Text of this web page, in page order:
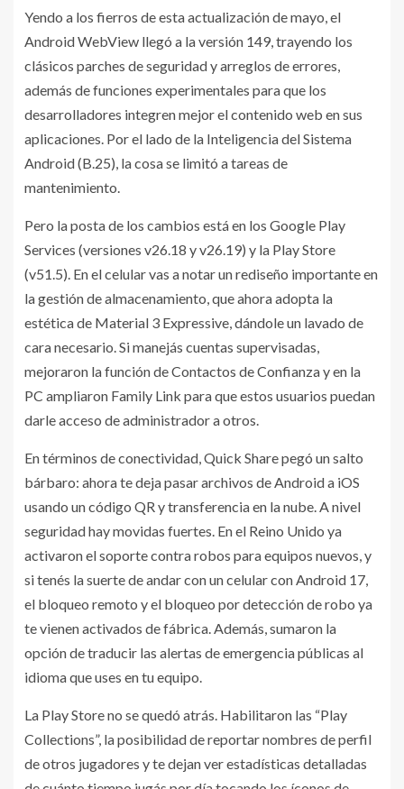
Yendo a los fierros de esta actualización de mayo, el
Android WebView llegó a la versión 149, trayendo los
clásicos parches de seguridad y arreglos de errores,
además de funciones experimentales para que los
desarrolladores integren mejor el contenido web en sus
aplicaciones. Por el lado de la Inteligencia del Sistema
Android (B.25), la cosa se limitó a tareas de
mantenimiento.
Pero la posta de los cambios está en los Google Play
Services (versiones v26.18 y v26.19) y la Play Store
(v51.5). En el celular vas a notar un rediseño importante en
la gestión de almacenamiento, que ahora adopta la
estética de Material 3 Expressive, dándole un lavado de
cara necesario. Si manejás cuentas supervisadas,
mejoraron la función de Contactos de Confianza y en la
PC ampliaron Family Link para que estos usuarios puedan
darle acceso de administrador a otros.
En términos de conectividad, Quick Share pegó un salto
bárbaro: ahora te deja pasar archivos de Android a iOS
usando un código QR y transferencia en la nube. A nivel
seguridad hay movidas fuertes. En el Reino Unido ya
activaron el soporte contra robos para equipos nuevos, y
si tenés la suerte de andar con un celular con Android 17,
el bloqueo remoto y el bloqueo por detección de robo ya
te vienen activados de fábrica. Además, sumaron la
opción de traducir las alertas de emergencia públicas al
idioma que uses en tu equipo.
La Play Store no se quedó atrás. Habilitaron las “Play
Collections”, la posibilidad de reportar nombres de perfil
de otros jugadores y te dejan ver estadísticas detalladas